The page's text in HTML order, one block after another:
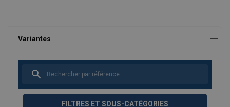
FILTRES ET SOUS-CATÉGORIES